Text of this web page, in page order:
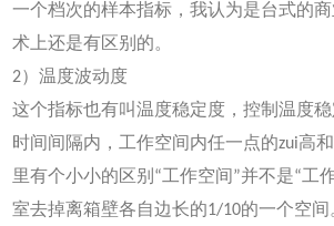
一个档次的样本指标，我认为是台式的
术上还是有区别的。
2）温度波动度
这个指标也有叫温度稳定度，控制温度
时间间隔内，工作空间内任一点的zui高
里有个小小的区别“工作空间”并不是“工
室去掉离箱壁各自边长的1/10的一个空